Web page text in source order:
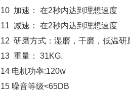
10 加速： 在2秒内达到理想速度
11 减速： 在2秒内达到理想速度
12 研磨方式：湿磨，干磨，低温研
13 重量： 31KG.
14 电机功率:120w
15 噪音等级<65DB